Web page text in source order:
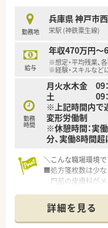
様と向き合える環境
■在宅業務は全店
様に対応する豊富
【求人情報について】
■給与は年収450万
まで提示された実績
■年間休日120日以
た福利厚生が魅力で
■賞与は年2回（約3
ため安定した収入が
勤務地
兵庫県 神戸市
栄駅 (神鉄粟生線)
給与
年収470万円～
※想定・平均残業、
※経験・スキルなど
勤務
時間
月火水木金 09
土 09：00～
※上記時間内で
変形労働制
※休憩時間：実
分、実働8時間
＼こんな職場環境
■処方箋枚数は少な
門前の皮膚科がメ
■毎健康に関するイ
地域に根差した薬
詳細を見る